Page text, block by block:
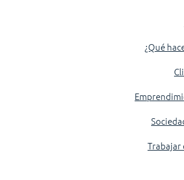
¿Qué
Trabajar